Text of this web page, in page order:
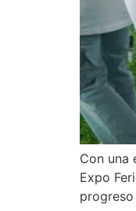
Con una
Expo